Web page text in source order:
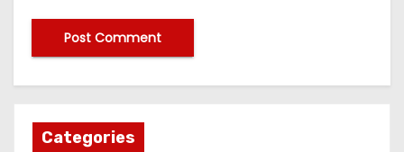
Categories